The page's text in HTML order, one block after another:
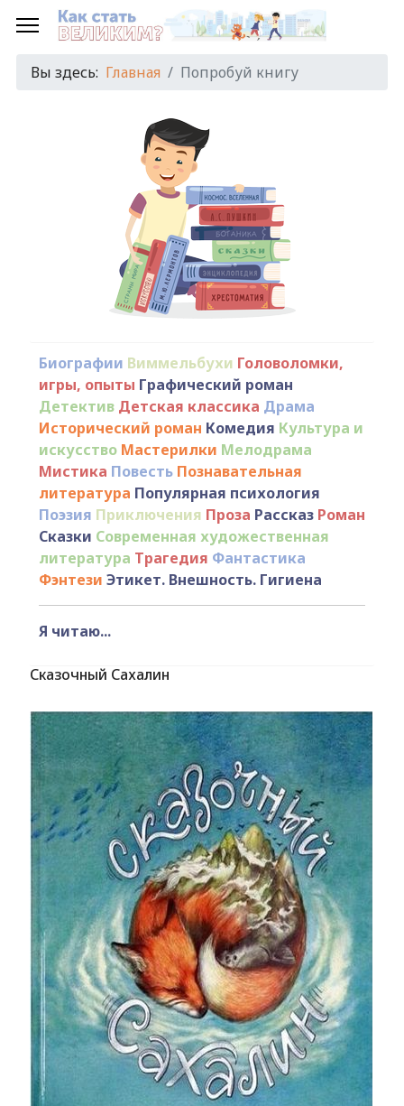
Вы здесь: Главная Попробуй книгу
Биографии Виммельбухи Головоломки,
игры, опыты Графический роман
Детектив Детская классика Драма
Исторический роман Комедия Культура и
искусство Мастерилки Мелодрама
Мистика Повесть Познавательная
литература Популярная психология
Поэзия Приключения Проза Рассказ Роман
Сказки Современная художественная
литература Трагедия Фантастика
Фэнтези Этикет. Внешность. Гигиена
Я читаю...
Сказочный Сахалин